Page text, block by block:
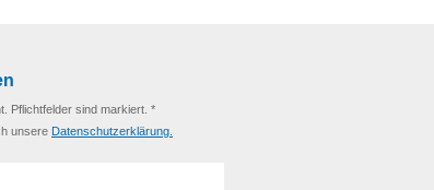
Pflichtfelder sind markiert. *
unsere Datenschutzerklärung.